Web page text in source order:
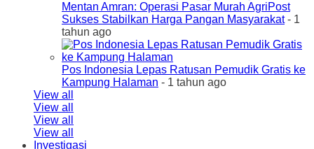
Mentan Amran: Operasi Pasar Murah AgriPost
Sukses Stabilkan Harga Pangan Masyarakat- 1
tahun ago
Pos Indonesia Lepas Ratusan Pemudik Gratis ke
Kampung Halaman - 1 tahun ago
View all
View all
View all
View all
Investigasi